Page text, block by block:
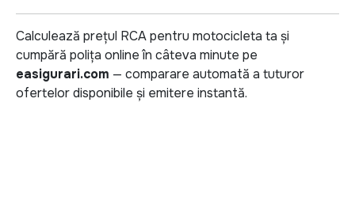
Calculează prețul RCA pentru motocicleta ta și
cumpără polița online în câteva minute pe
easigurari.com — comparare automată a tuturor
ofertelor disponibile și emitere instantă.